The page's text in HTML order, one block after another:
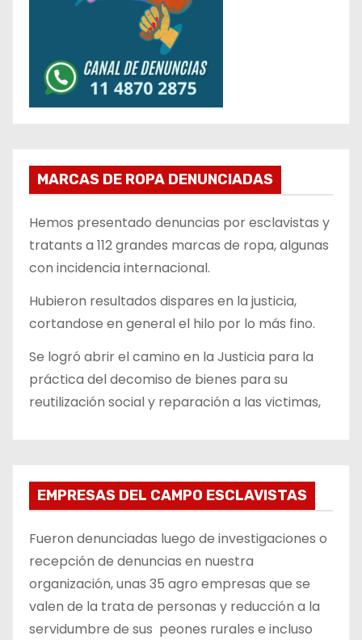
MARCAS DE ROPA DENUNCIADAS
Hemos presentado denuncias por esclavistas y
tratants a 112 grandes marcas de ropa, algunas
con incidencia internacional.
Hubieron resultados dispares en la justicia,
cortandose en general el hilo por lo más fino.
Se logró abrir el camino en la Justicia para la
práctica del decomiso de bienes para su
reutilización social y reparación a las victimas,
EMPRESAS DEL CAMPO ESCLAVISTAS
Fueron denunciadas luego de investigaciones o
recepción de denuncias en nuestra
organización, unas 35 agro empresas que se
valen de la trata de personas y reducción a la
servidumbre de sus peones rurales e incluso